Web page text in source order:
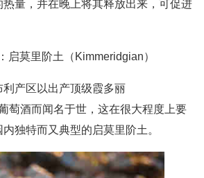
量，并在晚上将其释放出来，可促进
启莫里阶土（Kimmeridgian）
产区以出产顶级霞多丽
萄酒而闻名于世，这在很大程度上要
独特而又典型的启莫里阶土。